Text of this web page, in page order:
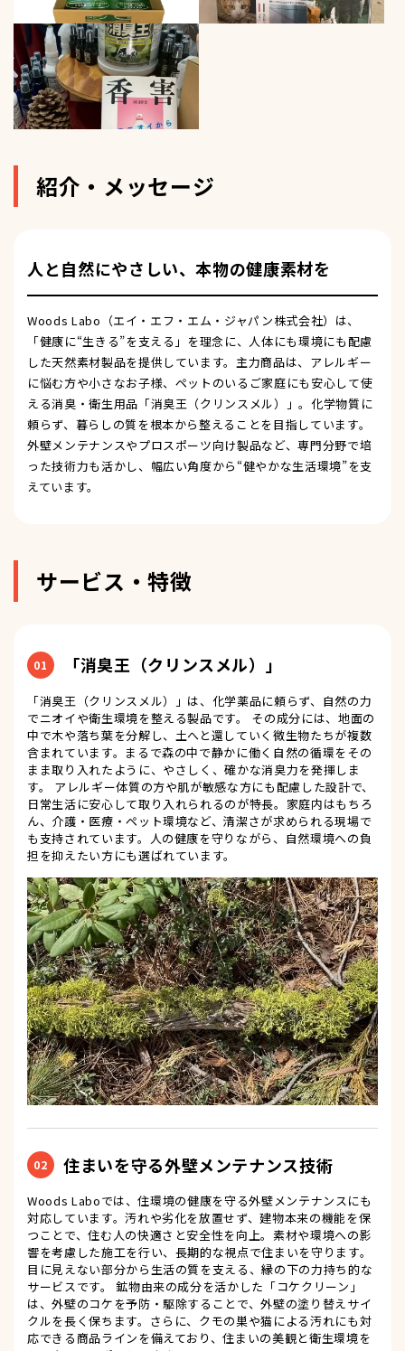
紹介・メッセージ
人と自然にやさしい、本物の健康素材を
Woods Labo（エイ・エフ・エム・ジャパン株式会社）は、
「健康に“生きる”を支える」を理念に、人体にも環境にも配慮
した天然素材製品を提供しています。主力商品は、アレルギー
に悩む方や小さなお子様、ペットのいるご家庭にも安心して使
える消臭・衛生用品「消臭王（クリンスメル）」。化学物質に
頼らず、暮らしの質を根本から整えることを目指しています。
外壁メンテナンスやプロスポーツ向け製品など、専門分野で培
った技術力も活かし、幅広い角度から“健やかな生活環境”を支
えています。
サービス・特徴
01 「消臭王（クリンスメル）」
「消臭王（クリンスメル）」は、化学薬品に頼らず、自然の力
でニオイや衛生環境を整える製品です。 その成分には、地面の
中で木や落ち葉を分解し、土へと還していく微生物たちが複数
含まれています。まるで森の中で静かに働く自然の循環をその
まま取り入れたように、やさしく、確かな消臭力を発揮しま
す。 アレルギー体質の方や肌が敏感な方にも配慮した設計で、
日常生活に安心して取り入れられるのが特長。家庭内はもちろ
ん、介護・医療・ペット環境など、清潔さが求められる現場で
も支持されています。人の健康を守りながら、自然環境への負
担を抑えたい方にも選ばれています。
02 住まいを守る外壁メンテナンス技術
Woods Laboでは、住環境の健康を守る外壁メンテナンスにも
対応しています。汚れや劣化を放置せず、建物本来の機能を保
つことで、住む人の快適さと安全性を向上。素材や環境への影
響を考慮した施工を行い、長期的な視点で住まいを守ります。
目に見えない部分から生活の質を支える、縁の下の力持ち的な
サービスです。 鉱物由来の成分を活かした「コケクリーン」
は、外壁のコケを予防・駆除することで、外壁の塗り替えサイ
クルを長く保ちます。さらに、クモの巣や猫による汚れにも対
応できる商品ラインを備えており、住まいの美観と衛生環境を